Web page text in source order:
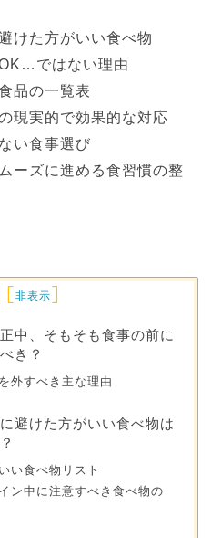
けた方がいい食べ物
ではない理由
品の一覧表
現実的で効果的な対応
い食事選び
ーズに進める食習慣の整
[非表示]
中、そもそも食事の前に
き？
外すべき主な理由
避けた方がいい食べ物は
い食べ物リスト
ン中に注意すべき食べ物の